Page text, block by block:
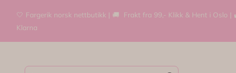
Hopp til innhold
🤍 Fargerik norsk nettbutikk | 🚚 Frakt fra 99,- Klikk & Hent i Oslo |
Klarna